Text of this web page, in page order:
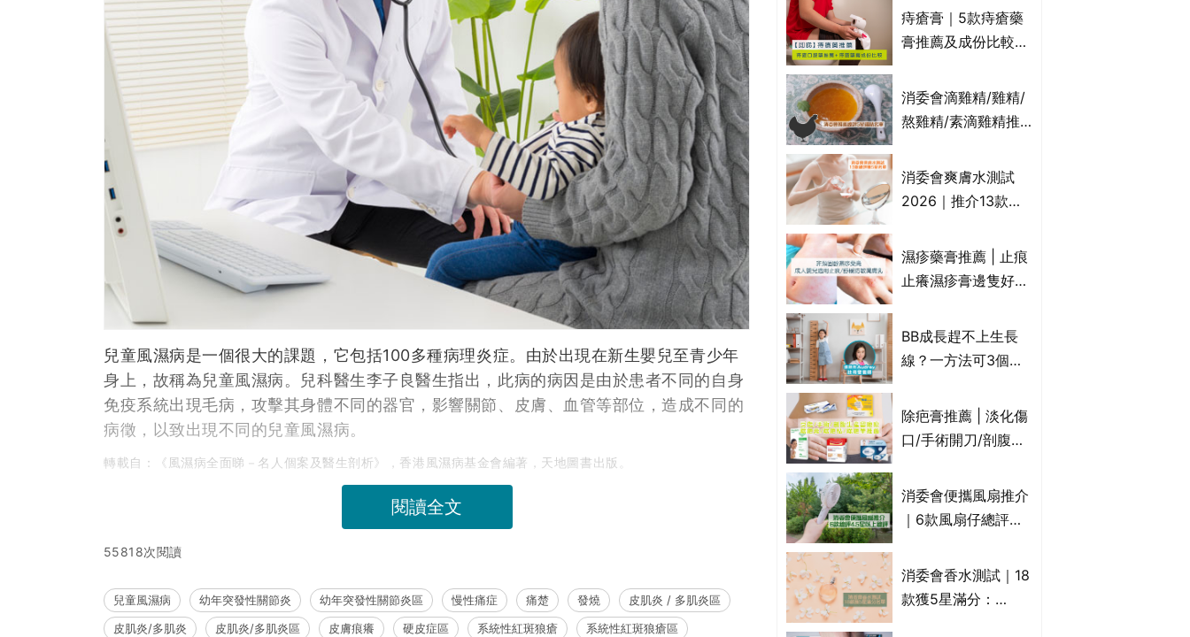
兒童風濕病是一個很大的課題，它包括100多種病理炎症。由於出現在新生嬰兒至青少年
身上，故稱為兒童風濕病。兒科醫生李子良醫生指出，此病的病因是由於患者不同的自身
免疫系統出現毛病，攻擊其身體不同的器官，影響關節、皮膚、血管等部位，造成不同的
病徵，以致出現不同的兒童風濕病。
轉載自：《風濕病全面睇－名人個案及醫生剖析》，香港風濕病基金會編著，天地圖書出版。
閱讀全文
55818次閱讀
兒童風濕病 幼年突發性關節炎 幼年突發性關節炎區 慢性痛症 痛楚 發燒
皮肌炎 / 多肌炎區
皮肌炎/多肌炎
皮肌炎/多肌炎區 皮膚痕癢 硬皮症區 系統性紅斑狼瘡
系統性紅斑狼瘡區
VS不良黑店5大手法
對比｜SLIMTONE減
痔瘡膏｜5款痔瘡藥
膏推薦及成份比較
有效紓緩痔瘡疼痛痕
癢｜附痔瘡成因及病
消委會滴雞精/雞精/
熬雞精/素滴雞精推
款含致癌物 9款總評
達5星滿分名單 屈臣
消委會爽膚水測試
2026｜推介13款總
Cetaphil、The
Ordinary、
濕疹藥膏推薦 | 止痕
止癢濕疹膏邊隻好？
膏/濕疹膏 嬰兒BB濕
疹皮膚適用！紓緩防
一覽)
BB成長趕不上生長
線？一方法可3個月
懂得把握1歲起「長
高黃金期」
除疤膏推薦 | 淡化傷
口/手術開刀/剖腹生
藥膏/除疤筆/除疤貼
比較（消委會教揀選
消委會便攜風扇推介
｜6款風扇仔總評達
品 MUJI、
Francfranc、
消委會香水測試｜18
款獲5星滿分：